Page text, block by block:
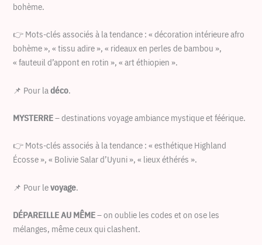
bohème.
👉 Mots-clés associés à la tendance : « décoration intérieure afro
bohème », « tissu adire », « rideaux en perles de bambou »,
« fauteuil d’appont en rotin », « art éthiopien ».
📌 Pour ladéco.
MYSTERRE– destinations voyage ambiance mystique et féérique.
👉 Mots-clés associés à la tendance : « esthétique Highland
Écosse », « Bolivie Salar d’Uyuni », « lieux éthérés ».
📌 Pour levoyage.
DÉPAREILLE AU MÊME– on oublie les codes et on ose les
mélanges, même ceux qui clashent.